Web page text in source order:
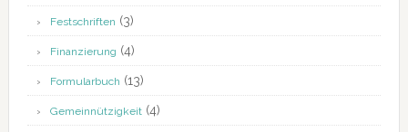
Festschriften (3)
Finanzierung (4)
Formularbuch (13)
Gemeinnützigkeit(4)